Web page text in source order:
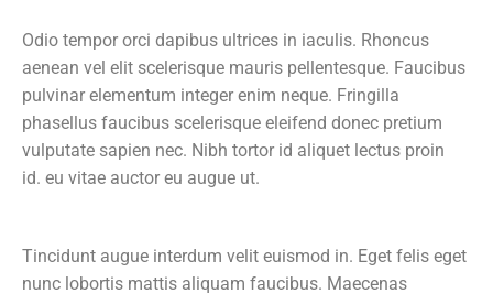
Odio tempor orci dapibus ultrices in iaculis. Rhoncus
aenean vel elit scelerisque mauris pellentesque. Faucibus
pulvinar elementum integer enim neque. Fringilla
phasellus faucibus scelerisque eleifend donec pretium
vulputate sapien nec. Nibh tortor id aliquet lectus proin
id. eu vitae auctor eu augue ut.
Tincidunt augue interdum velit euismod in. Eget felis eget
nunc lobortis mattis aliquam faucibus. Maecenas